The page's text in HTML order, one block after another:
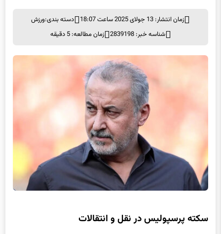
شناسه خبر: 2839198
زمان مطالعه: 5 دقیقه